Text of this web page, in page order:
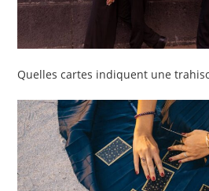
Quelles cartes indiquent une